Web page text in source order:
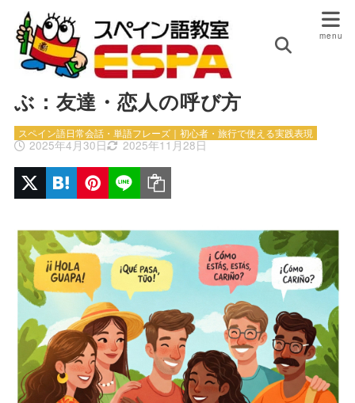
HOME
スペイン語日常会話・単語フレーズ｜初心者・旅行で使え
る実践表現
親しみを込めてスペイン語で呼
ぶ：友達・恋人の呼び方
2025年4月30日 2025年11月28日
スペイン語日常会話・単語フレーズ｜初心者・旅行で使える実践表現